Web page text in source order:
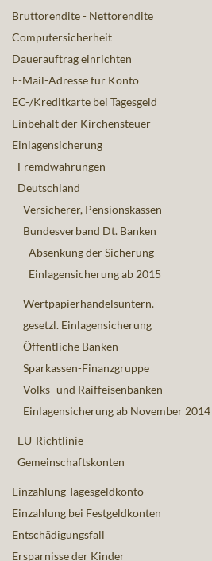
Bruttorendite - Nettorendite
Computersicherheit
Dauerauftrag einrichten
E-Mail-Adresse für Konto
EC-/Kreditkarte bei Tagesgeld
Einbehalt der Kirchensteuer
Einlagensicherung
Fremdwährungen
Deutschland
Versicherer, Pensionskassen
Bundesverband Dt. Banken
Absenkung der Sicherung
Einlagensicherung ab 2015
Wertpapierhandelsuntern.
gesetzl. Einlagensicherung
Öffentliche Banken
Sparkassen-Finanzgruppe
Volks- und Raiffeisenbanken
Einlagensicherung ab November 2014
EU-Richtlinie
Gemeinschaftskonten
Einzahlung Tagesgeldkonto
Einzahlung bei Festgeldkonten
Entschädigungsfall
Ersparnisse der Kinder